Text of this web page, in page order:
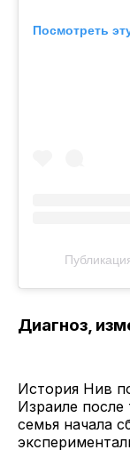
Посмотреть
Диагноз,
История Нив
Израиле после
семья начала